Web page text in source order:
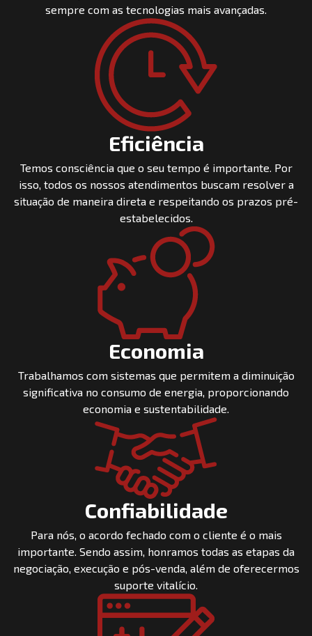
sempre com as tecnologias mais avançadas.
Eficiência
Temos consciência que o seu tempo é importante. Por
isso, todos os nossos atendimentos buscam resolver a
situação de maneira direta e respeitando os prazos pré-
estabelecidos.
Economia
Trabalhamos com sistemas que permitem a diminuição
significativa no consumo de energia, proporcionando
economia e sustentabilidade.
Confiabilidade
Para nós, o acordo fechado com o cliente é o mais
importante. Sendo assim, honramos todas as etapas da
negociação, execução e pós-venda, além de oferecermos
suporte vitalício.